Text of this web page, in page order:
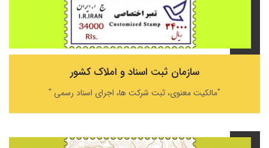
سازمان ثبت اسناد و املاک کشور
"مالکیت معنوی، ثبت شرکت ها، اجرای اسناد رسمی "